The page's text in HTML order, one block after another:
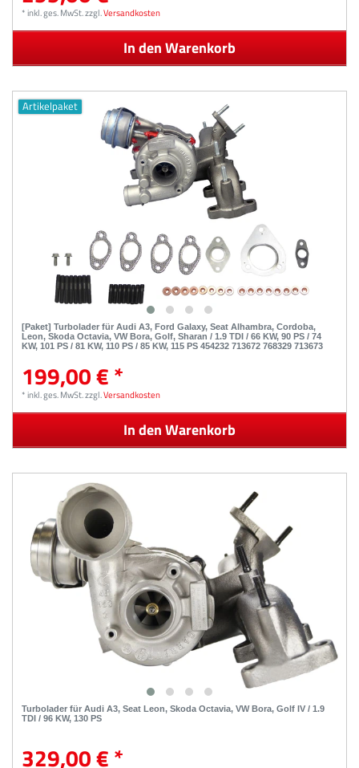
*inkl. ges. MwSt.zzgl.Versandkosten
In den Warenkorb
Artikelpaket
[Paket] Turbolader für Audi A3, Ford Galaxy, Seat Alhambra, Cordoba,
Leon, Skoda Octavia, VW Bora, Golf, Sharan / 1.9 TDI / 66 KW, 90 PS / 74
KW, 101 PS / 81 KW, 110 PS / 85 KW, 115 PS 454232 713672 768329 713673
199,00 € *
*inkl. ges. MwSt.zzgl.Versandkosten
In den Warenkorb
Turbolader für Audi A3, Seat Leon, Skoda Octavia, VW Bora, Golf IV / 1.9
TDI / 96 KW, 130 PS
329,00 € *